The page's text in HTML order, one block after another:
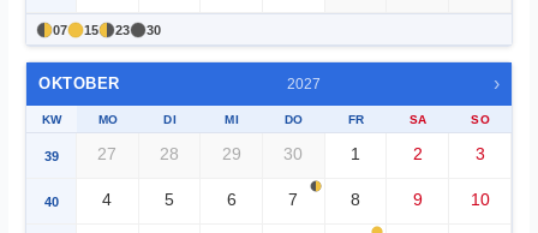
07 15 23 30
OKTOBER 2027 ›
KW MO DI MI DO FR SA SO
39 27 28 29 30 1 2 3
40 4 5 6 7 8 9 10